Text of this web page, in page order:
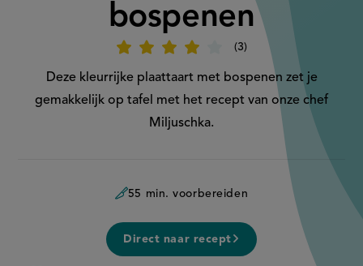
bospenen
3
Beoordeel
'Plaattaart
met
bospenen
Deze kleurrijke plaattaart met bospenen zet je
gemakkelijk op tafel met het recept van onze chef
Miljuschka.
55 min. voorbereiden
Direct naar recept